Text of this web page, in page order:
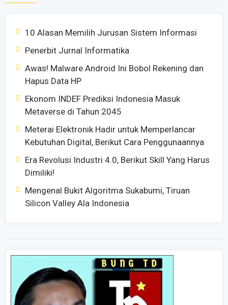
10 Alasan Memilih Jurusan Sistem Informasi
Penerbit Jurnal Informatika
Awas! Malware Android Ini Bobol Rekening dan
Hapus Data HP
Ekonom INDEF Prediksi Indonesia Masuk
Metaverse di Tahun 2045
Meterai Elektronik Hadir untuk Memperlancar
Kebutuhan Digital, Berikut Cara Penggunaannya
Era Revolusi Industri 4.0, Berikut Skill Yang Harus
Dimiliki!
Mengenal Bukit Algoritma Sukabumi, Tiruan
Silicon Valley Ala Indonesia